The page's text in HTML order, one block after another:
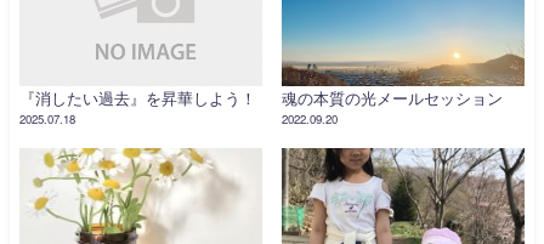
『消したい過去』を昇華しよう！
2025.07.18
魂の本質の光メールセッション
2022.09.20